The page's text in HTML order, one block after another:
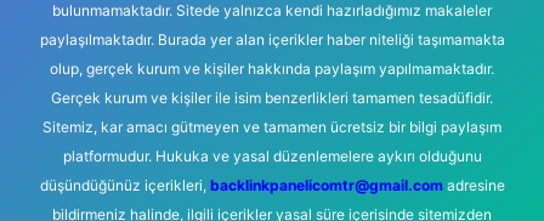
bulunmamaktadır. Sitede yalnızca kendi hazırladığımız makaleler
paylaşılmaktadır. Burada yer alan içerikler haber niteliği taşımamakta
olup, gerçek kurum ve kişiler hakkında paylaşım yapılmamaktadır.
Gerçek kurum ve kişiler ile isim benzerlikleri tamamen tesadüfidir.
Sitemiz, kar amacı gütmeyen ve tamamen ücretsiz bir bilgi paylaşım
platformudur. Hukuka ve yasal düzenlemelere aykırı olduğunu
düşündüğünüz içerikleri, backlinkpanelicomtr@gmail.comadresine
bildirmeniz halinde, ilgili içerikler yasal süre içerisinde sitemizden